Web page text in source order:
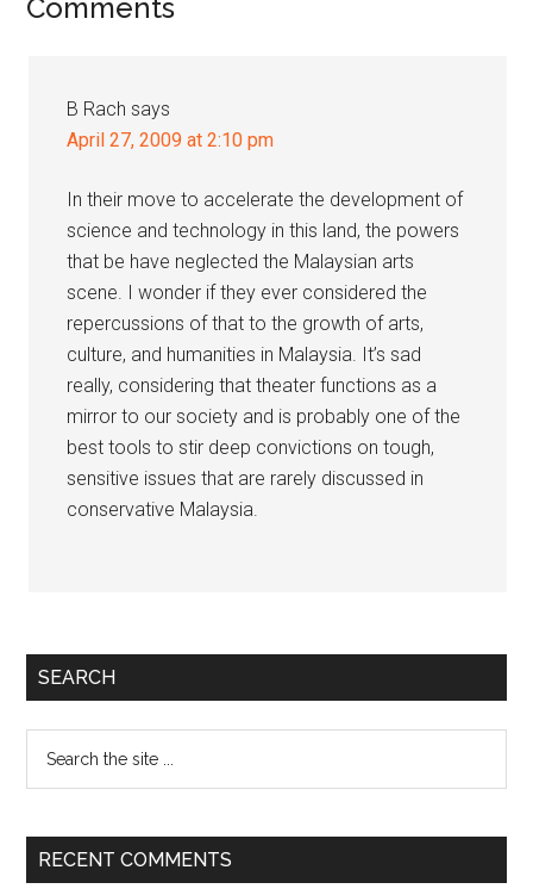
Reader
Comments
B Rach says
April 27, 2009 at 2:10 pm
In their move to accelerate the development of
science and technology in this land, the powers
that be have neglected the Malaysian arts
scene. I wonder if they ever considered the
repercussions of that to the growth of arts,
culture, and humanities in Malaysia. It’s sad
really, considering that theater functions as a
mirror to our society and is probably one of the
best tools to stir deep convictions on tough,
sensitive issues that are rarely discussed in
conservative Malaysia.
Primary
SEARCH
...
RECENT COMMENTS